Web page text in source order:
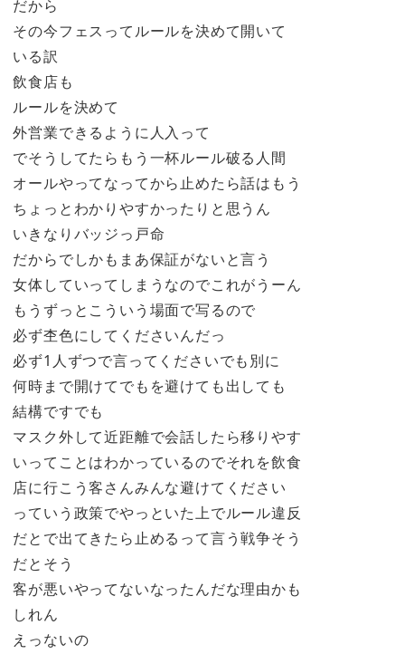
だから
その今フェスってルールを決めて開いて
いる訳
飲食店も
ルールを決めて
外営業できるように人入って
でそうしてたらもう一杯ルール破る人間
オールやってなってから止めたら話はもう
ちょっとわかりやすかったりと思うん
いきなりバッジっ戸命
だからでしかもまあ保証がないと言う
女体していってしまうなのでこれがうーん
もうずっとこういう場面で写るので
必ず杢色にしてくださいんだっ
必ず1人ずつで言ってくださいでも別に
何時まで開けてでもを避けても出しても
結構ですでも
マスク外して近距離で会話したら移りやす
いってことはわかっているのでそれを飲食
店に行こう客さんみんな避けてください
っていう政策でやっといた上でルール違反
だとで出てきたら止めるって言う戦争そう
だとそう
客が悪いやってないなったんだな理由かも
しれん
えっないの